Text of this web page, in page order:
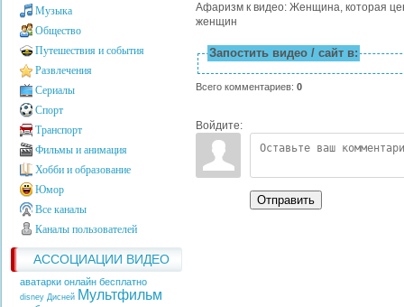
Музыка
Общество
Путешествия и события
Развлечения
Сериалы
Спорт
Транспорт
Фильмы и анимация
Хобби и образование
Юмор
Все каналы
Каналы пользователей
АССОЦИАЦИИ ВИДЕО
аватарки онлайн бесплатно
disney Дисней Мультфильм
Афаризм к видео: Женщина, которая
женщин
Запостить видео / сайт в:
Всего комментариев: 0
Войдите:
Отправить